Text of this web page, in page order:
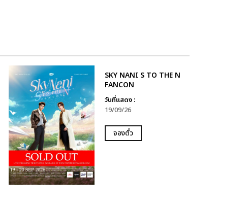
SKY NANI S TO THE N
FANCON
วันที่แสดง :
19/09/26
จองตั๋ว